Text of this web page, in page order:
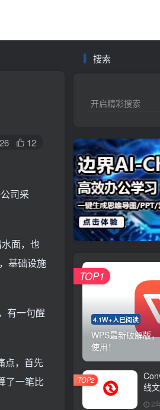
12
司采
面，也
基础设施
有一句醒
点，首先
了一笔比
搜索
开启精彩搜索
4.1W+人已阅读
WPS最新破解版
使用！
TOP1
线
2
TOP2